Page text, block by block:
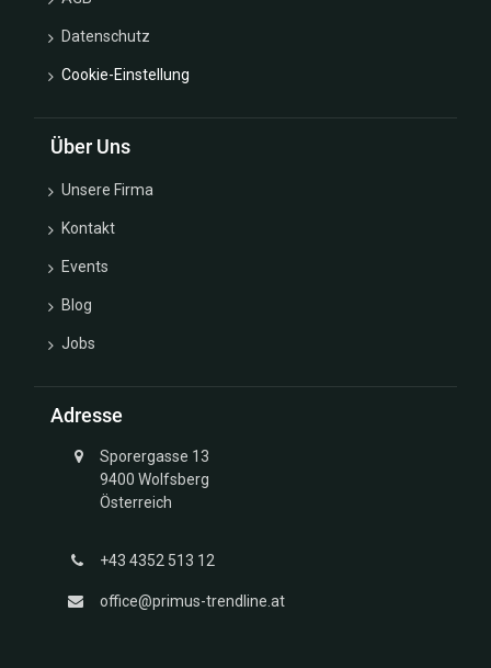
Datenschutz
Cookie-Einstellung
Über Uns
Unsere Firma
Kontakt
Events
Blog
Jobs
Adresse
Sporergasse 13
9400 Wolfsberg
Österreich
+43 4352 513 12
office@primus-trendline.at